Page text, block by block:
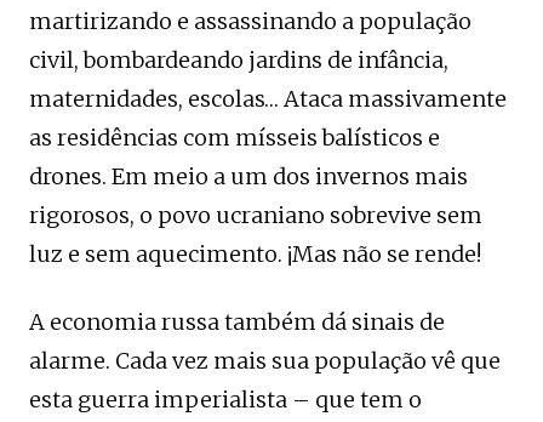
martirizando e assassinando a população
civil, bombardeando jardins de infância,
maternidades, escolas… Ataca massivamente
as residências com mísseis balísticos e
drones. Em meio a um dos invernos mais
rigorosos, o povo ucraniano sobrevive sem
luz e sem aquecimento. ¡Mas não se rende!
A economia russa também dá sinais de
alarme. Cada vez mais sua população vê que
esta guerra imperialista – que tem o